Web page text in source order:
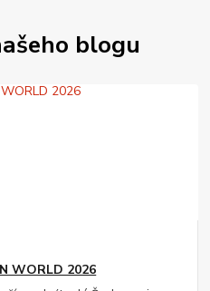
blogu
WORLD 2026